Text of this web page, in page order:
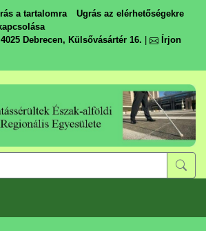
a tartalomra
Ugrás az elérhetőségekre
4025 Debrecen, Külsővásártér 16.
Írjon